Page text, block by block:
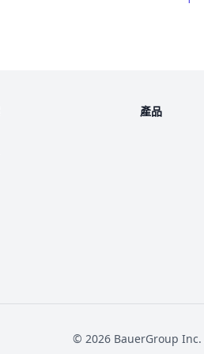
產品
© 2026BauerGroup Inc.